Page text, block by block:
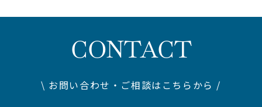
CONTACT
\ お問い合わせ・ご相談はこちらから /